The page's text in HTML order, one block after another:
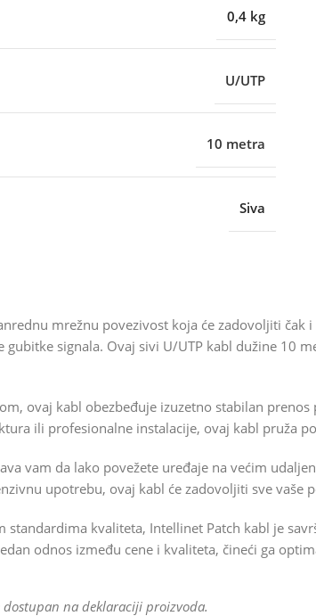
0,4 kg
U/UTP
10 metra
Siva
mrežnu povezivost koja će zadovoljiti
gubitke signala. Ovaj sivi U/UTP kabl dužine 10
ovaj kabl obezbeđuje izuzetno stabilan
ili profesionalne instalacije, ovaj kabl pruža
vam da lako povežete uređaje na većim
upotrebu, ovaj kabl će zadovoljiti sve
standardima kvaliteta, Intellinet Patch kabl je
odnos između cene i kvaliteta, čineći ga
na deklaraciji proizvoda.